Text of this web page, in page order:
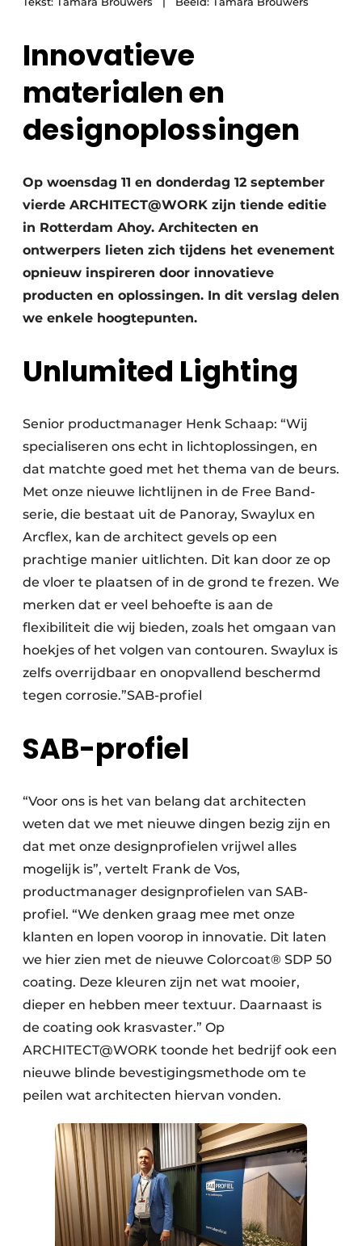
Innovatieve
materialen en
designoplossingen
Op woensdag 11 en donderdag 12 september
vierde ARCHITECT@WORK zijn tiende editie
in Rotterdam Ahoy. Architecten en
ontwerpers lieten zich tijdens het evenement
opnieuw inspireren door innovatieve
producten en oplossingen. In dit verslag delen
we enkele hoogtepunten.
Unlumited Lighting
Senior productmanager Henk Schaap: “Wij
specialiseren ons echt in lichtoplossingen, en
dat matchte goed met het thema van de beurs.
Met onze nieuwe lichtlijnen in de Free Band-
serie, die bestaat uit de Panoray, Swaylux en
Arcflex, kan de architect gevels op een
prachtige manier uitlichten. Dit kan door ze op
de vloer te plaatsen of in de grond te frezen. We
merken dat er veel behoefte is aan de
flexibiliteit die wij bieden, zoals het omgaan van
hoekjes of het volgen van contouren. Swaylux is
zelfs overrijdbaar en onopvallend beschermd
tegen corrosie.”SAB-profiel
SAB-profiel
“Voor ons is het van belang dat architecten
weten dat we met nieuwe dingen bezig zijn en
dat met onze designprofielen vrijwel alles
mogelijk is”, vertelt Frank de Vos,
productmanager designprofielen van SAB-
profiel. “We denken graag mee met onze
klanten en lopen voorop in innovatie. Dit laten
we hier zien met de nieuwe Colorcoat® SDP 50
coating. Deze kleuren zijn net wat mooier,
dieper en hebben meer textuur. Daarnaast is
de coating ook krasvaster.” Op
ARCHITECT@WORK toonde het bedrijf ook een
nieuwe blinde bevestigingsmethode om te
peilen wat architecten hiervan vonden.